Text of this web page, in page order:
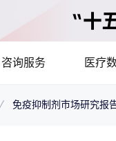
咨询服务 医疗
免疫抑制剂市场研究报